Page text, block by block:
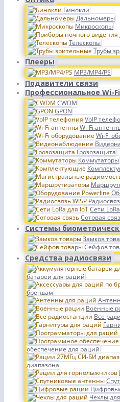
Бинокли
Дальномеры
Микроскопы
Телескопы
Трубы
Плееры
MP3/MP4/PS
Подавители связи
Профессиональное Wi-
CWDM
GPON
VoIP
Wi-Fi
Wi-Fi
Грозозащита
Коммутаторы
Сети
Сотовая
Системы
Замков
Сейфов
Средства радиосвязи
батареи для раций
брендам
Военные
Все
обеспечение для раций
диапазона
Чехлы